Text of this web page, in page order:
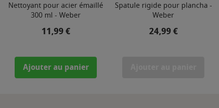
Nettoyant pour acier émaillé
300 ml - Weber
Prix
11,99 €
Ajouter au panier
Spatule rigide pour plancha -
Weber
Prix
24,99 €